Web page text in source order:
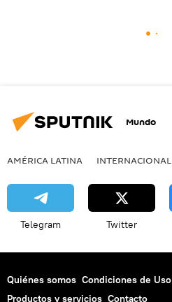
Mundo
AMÉRICA LATINA INTERNACIONAL
Telegram Twitter
Quiénes somos Condiciones de Uso
Productos y servicios Contacto